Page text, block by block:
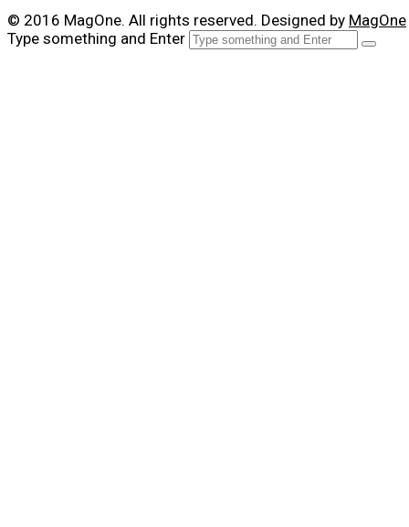
© 2016 MagOne. All rights reserved. Designed by MagOne
Type something and Enter